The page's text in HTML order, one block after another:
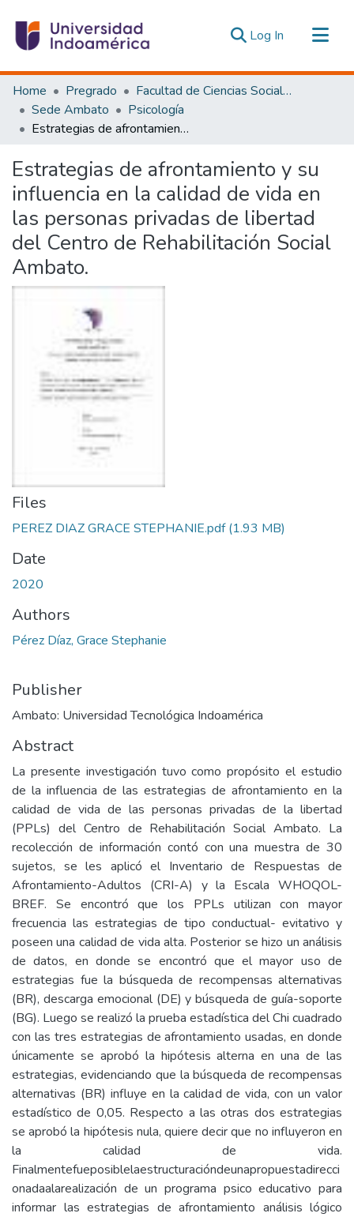
Log In (current)
Communities & Collections
All of DSpace
Statistics
Home Pregrado
Facultad de Ciencias Sociales y Humanas
Sede Ambato
Psicología
Estrategias de afrontamiento y su influencia en la calidad de vida en las personas privadas de libertad del Centro de Rehabilitación Social Ambato.
Estrategias de afrontamiento y su
influencia en la calidad de vida en
las personas privadas de libertad
del Centro de Rehabilitación Social
Ambato.
Files
PEREZ DIAZ GRACE STEPHANIE.pdf(1.93 MB)
Date
2020
Authors
Pérez Díaz, Grace Stephanie
Publisher
Ambato: Universidad Tecnológica Indoamérica
Abstract
La presente investigación tuvo como propósito el estudio
de la influencia de las estrategias de afrontamiento en la
calidad de vida de las personas privadas de la libertad
(PPLs) del Centro de Rehabilitación Social Ambato. La
recolección de información contó con una muestra de 30
sujetos, se les aplicó el Inventario de Respuestas de
Afrontamiento-Adultos (CRI-A) y la Escala WHOQOL-
BREF. Se encontró que los PPLs utilizan con mayor
frecuencia las estrategias de tipo conductual- evitativo y
poseen una calidad de vida alta. Posterior se hizo un análisis
de datos, en donde se encontró que el mayor uso de
estrategias fue la búsqueda de recompensas alternativas
(BR), descarga emocional (DE) y búsqueda de guía-soporte
(BG). Luego se realizó la prueba estadística del Chi cuadrado
con las tres estrategias de afrontamiento usadas, en donde
únicamente se aprobó la hipótesis alterna en una de las
estrategias, evidenciando que la búsqueda de recompensas
alternativas (BR) influye en la calidad de vida, con un valor
estadístico de 0,05. Respecto a las otras dos estrategias
se aprobó la hipótesis nula, quiere decir que no influyeron en
la calidad de vida.
Finalmentefueposiblelaestructuracióndeunapropuestadirecci
onadaalarealización de un programa psico educativo para
informar las estrategias de afrontamiento análisis lógico